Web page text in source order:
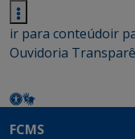
ir para conteúdoir
Ouvidoria
FCMS